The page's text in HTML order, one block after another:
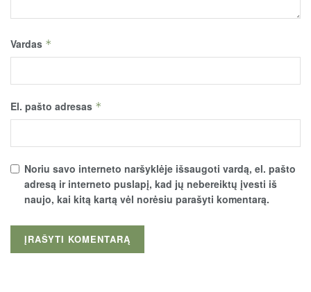
Vardas *
El. pašto adresas *
Noriu savo interneto naršyklėje išsaugoti vardą, el. pašto
adresą ir interneto puslapį, kad jų nebereiktų įvesti iš
naujo, kai kitą kartą vėl norėsiu parašyti komentarą.